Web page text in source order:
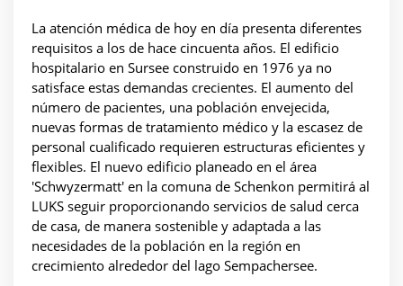
La atención médica de hoy en día presenta diferentes
requisitos a los de hace cincuenta años. El edificio
hospitalario en Sursee construido en 1976 ya no
satisface estas demandas crecientes. El aumento del
número de pacientes, una población envejecida,
nuevas formas de tratamiento médico y la escasez de
personal cualificado requieren estructuras eficientes y
flexibles. El nuevo edificio planeado en el área
'Schwyzermatt' en la comuna de Schenkon permitirá al
LUKS seguir proporcionando servicios de salud cerca
de casa, de manera sostenible y adaptada a las
necesidades de la población en la región en
crecimiento alrededor del lago Sempachersee.